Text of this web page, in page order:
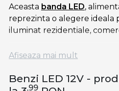
Aceasta banda LED,
reprezinta o alegere
iluminat rezidentiale,
Banda LED alba de 12V
luminoasa, perfecta pentru
Aceasta poate fi integrata
spatiile de lucru, vitrinele
Afiseaza mai mult
Benzi LED 12V -
,99